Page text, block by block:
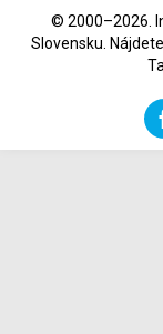
© 2000–2026.
Slovensku.